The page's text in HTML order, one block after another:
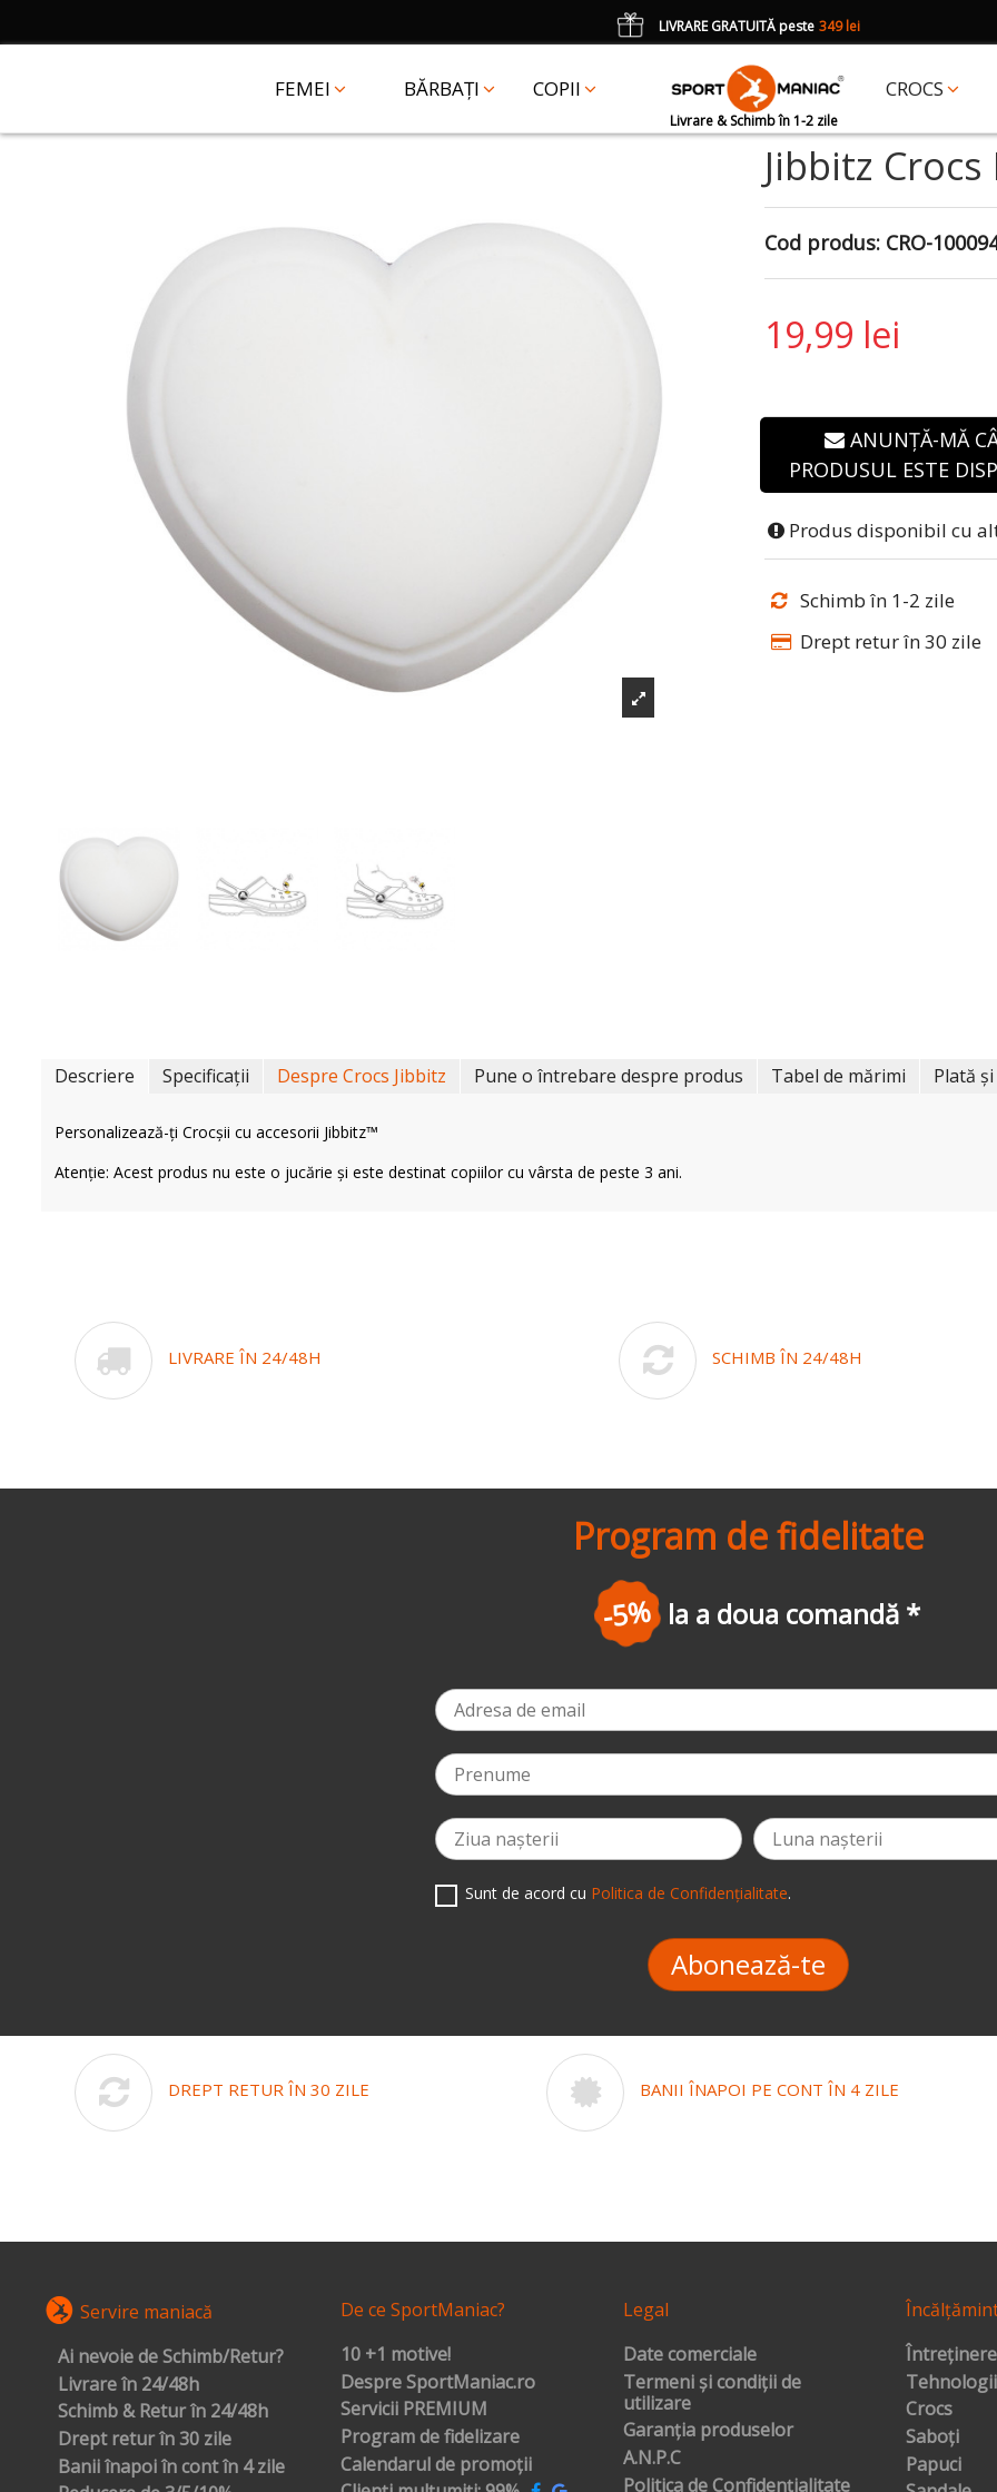
FEMEI BĂRBAȚI COPII CROCS
Livrare & Schimb în 1-2 zile
LIVRARE GRATUITĂ peste 349 lei
CADOUun accesoriu Crocs Jibbitz în val. de 25 lei cu codul: JIBBITZ
Jibbitz
Cod produs: CRO-
19,99 lei
ANUNȚĂ-MĂ
PRODUSUL ESTE
Produs disponibil cu
Schimb în 1-2 zile
Drept retur în 30 zile
Descriere Specificații Despre Crocs Jibbitz Pune o întrebare despre produs Tabel de mărimi Plată
Personalizează-ți Crocșii cu accesorii Jibbitz™
Atenție: Acest produs nu este o jucărie și este destinat copiilor cu vârsta de peste 3 ani.
LIVRARE ÎN 24/48H SCHIMB ÎN 24/48H
Program de fidelitate
la a doua comandă*
Sunt de acord cu Politica de Confidențialitate.
Abonează-te
DREPT RETUR ÎN 30 ZILE BANII ÎNAPOI PE CONT ÎN 4 ZILE
Servire maniacă
Ai nevoie de Schimb/Retur?
Livrare în 24/48h
Schimb & Retur în 24/48h
Drept retur în 30 zile
Banii înapoi în cont în 4 zile
De ce SportManiac?
10 +1 motive!
Despre SportManiac.ro
Servicii PREMIUM
Program de fidelizare
Calendarul de promoții
Legal
Date comerciale
Termeni și condiții de
utilizare
Garanția produselor
A.N.P.C
Politica de Confidențialitate
Crocs
Saboți
Papuci